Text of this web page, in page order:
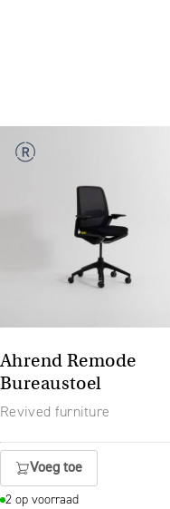
Ahrend Remode
Bureaustoel
Revived furniture
Voeg toe
2 op voorraad